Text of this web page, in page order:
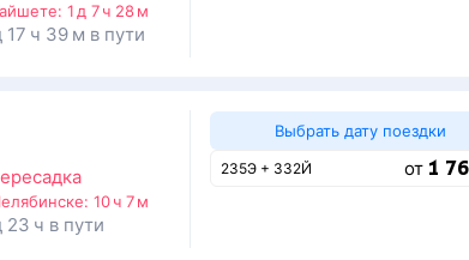
1 д 7 ч 28 м
17 ч 39 м в пути
10 ч 7 м
23 ч в пути
Выбрать дату поездки
235Э + 332Й от 1